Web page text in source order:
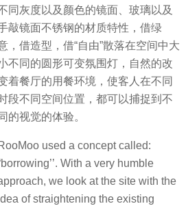
同灰度以及颜色的镜面、玻璃以及
敲镜面不锈钢的材质特性，借绿
，借造型，借“自由”散落在空间中大
不同的圆形可变氛围灯，自然的改
着餐厅的用餐环境，使客人在不同
段不同空间位置，都可以捕捉到不
的视觉的体验。
used a concept called:
With a very humble
we look at the site with the
of straightening the existing